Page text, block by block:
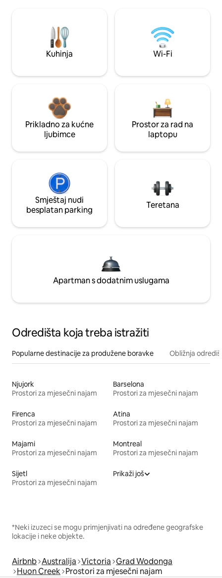
Kuhinja Wi-Fi
Prikladno za kućne
ljubimce
Prostor za rad na
laptopu
Smještaj nudi
besplatan parking
Teretana
Apartman s dodatnim uslugama
Odredišta koja treba istražiti
Popularne destinacije za produžene boravke Obližnja
Njujork
Prostori za mjesečni najam
Barselona
Prostori za mjesečni najam
Firenca
Prostori za mjesečni najam
Atina
Prostori za mjesečni najam
Majami
Prostori za mjesečni najam
Montreal
Prostori za mjesečni najam
Sijetl
Prostori za mjesečni najam
Prikaži još
*Neki izuzeci se mogu primjenjivati na određene geografske
lokacije i neke objekte.
Airbnb Australija Victoria Grad Wodonga
Huon Creek Prostori za mjesečni najam